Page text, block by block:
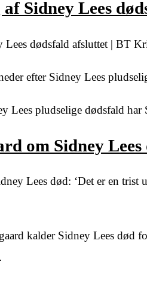
Sidney Lees
Lees dødsfald afsluttet | BT
efter Sidney Lees
Lees pludselige dødsfald
om Sidney
Lees død: ‘Det er en
kalder Sidney Lees død